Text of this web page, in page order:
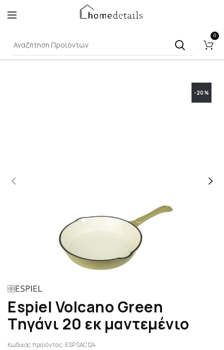
0
-20%
Espiel Volcano Green
Τηγάνι 20 εκ μαντεμένιο
Κωδικός προϊόντος: ESPSAC124